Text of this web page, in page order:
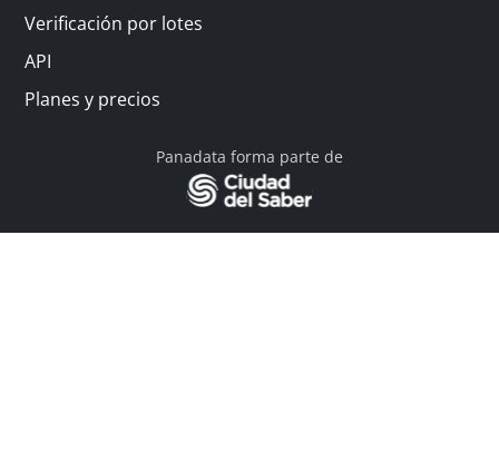
Verificación por lotes
API
Planes y precios
Panadata forma parte de